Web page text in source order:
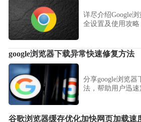
详尽介绍Google
全设置及使用攻略
google浏览器下载异常快速修复方法
分享google浏览器
法，帮助用户迅
谷歌浏览器缓存优化加快网页加载速